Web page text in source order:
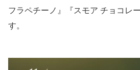
フラペチーノ』『スモア チョコレ
す。